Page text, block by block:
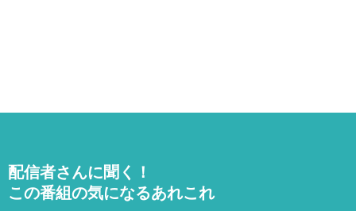
配信者さんに聞く！
この番組の気になるあれこれ